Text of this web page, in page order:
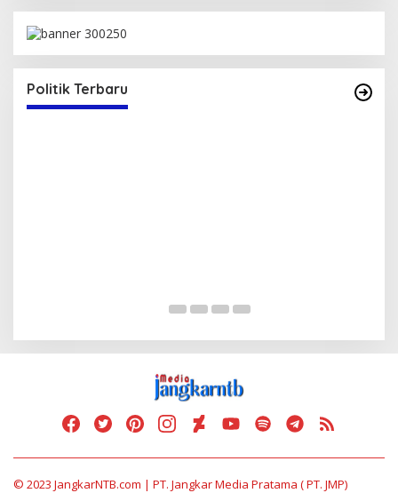
Politik Terbaru
© 2023 JangkarNTB.com | PT. Jangkar Media Pratama ( PT. JMP)